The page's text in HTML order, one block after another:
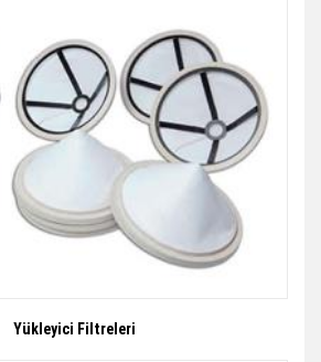
Yükleyici Filtreleri